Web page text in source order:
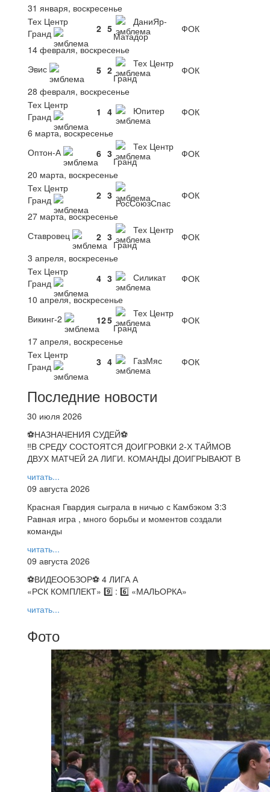
31 января, воскресенье
Тех Центр
Гранд
2 5
ДаниЯр-
Матадор
ФОК
14 февраля, воскресенье
Эвис
5 2
Тех Центр
Гранд
ФОК
28 февраля, воскресенье
Тех Центр
Гранд
1 4 Юпитер
ФОК
6 марта, воскресенье
Оптон-А
6 3
Тех Центр
Гранд
ФОК
20 марта, воскресенье
Тех Центр
Гранд
2 3
РосСоюзСпас
ФОК
27 марта, воскресенье
Ставровец
2 3
Тех Центр
Гранд
ФОК
3 апреля, воскресенье
Тех Центр
Гранд
4 3 Силикат
ФОК
10 апреля, воскресенье
Викинг-2
125
Тех Центр
Гранд
ФОК
17 апреля, воскресенье
Тех Центр
Гранд
3 4 ГазМяс ФОК
Последние новости
30 июля 2026
⚽НАЗНАЧЕНИЯ СУДЕЙ⚽
‼В СРЕДУ СОСТОЯТСЯ ДОИГРОВКИ 2-Х ТАЙМОВ
ДВУХ МАТЧЕЙ 2А ЛИГИ. КОМАНДЫ ДОИГРЫВАЮТ В
читать...
09 августа 2026
Красная Гвардия сыграла в ничью с Камбэком 3:3
Равная игра , много борьбы и моментов создали
команды
читать...
09 августа 2026
⚽️ВИДЕООБЗОР⚽️ 4 ЛИГА А
«РСК КОМПЛЕКТ» 9️⃣ : 6️⃣ «МАЛЬОРКА»
читать...
Фото